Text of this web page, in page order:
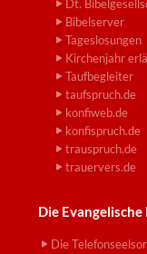
Dt.
Bibelserver
Tageslosungen
Kirchenjahr
Taufbegleiter
taufspruch.de
konfiweb.de
konfispruch.de
trauspruch.de
trauervers.de
Die Evangelische
Die